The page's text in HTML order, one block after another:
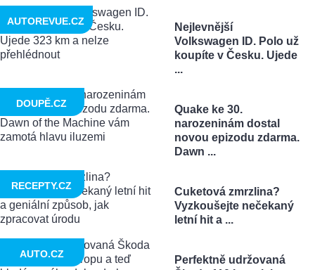
Nejlevnější
Volkswagen ID. Polo už
koupíte v Česku. Ujede
...
AUTOREVUE.CZ
Quake ke 30.
narozeninám dostal
novou epizodu zdarma.
Dawn ...
DOUPĚ.CZ
Cuketová zmrzlina?
Vyzkoušejte nečekaný
letní hit a ...
RECEPTY.CZ
Perfektně udržovaná
AUTO.CZ